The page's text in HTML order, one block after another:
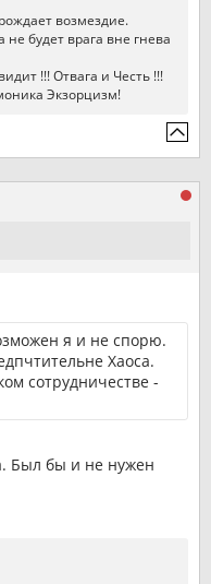
возмездие.
будет врага вне гнева
!!! Отвага и Честь !!!
Экзорцизм!
я и не спорю.
Хаоса.
сотрудничестве -
Был бы и не нужен